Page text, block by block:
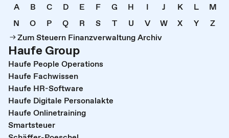
A B C D E F G H I J K L
M
N
O P Q R S T U V W X Y
Z
Zum Steuern Finanzverwaltung Archiv
Haufe Group
Haufe People Operations
Haufe Fachwissen
Haufe HR-Software
Haufe Digitale Personalakte
Haufe Onlinetraining
Smartsteuer